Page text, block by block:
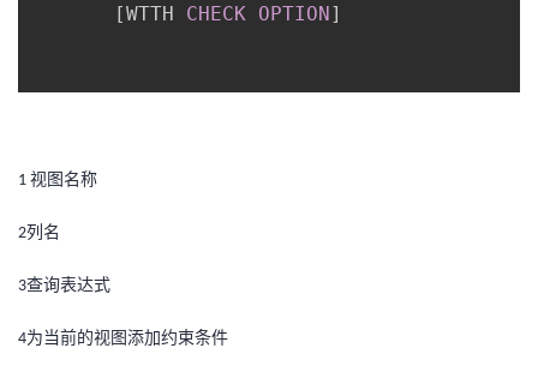
[WTTH CHECK OPTION]
1 视图名称
2列名
3查询表达式
4为当前的视图添加约束条件